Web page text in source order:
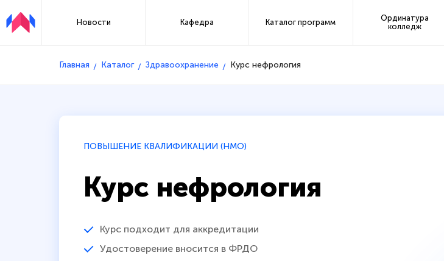
Новости Кафедра Каталог программ
Ординатура
колледж
Главная Каталог Здравоохранение Курс нефрология
ПОВЫШЕНИЕ КВАЛИФИКАЦИИ (НМО)
Курс нефрология
Курс подходит для аккредитации
Удостоверение вносится в ФРДО